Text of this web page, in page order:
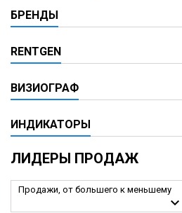
БРЕНДЫ
RENTGEN
ВИЗИОГРАФ
ИНДИКАТОРЫ
ЛИДЕРЫ ПРОДАЖ
Продажи, от большего к меньшему
